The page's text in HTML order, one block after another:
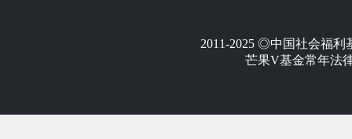
2011-2025 ◎中国社会福
芒果V基金常年法